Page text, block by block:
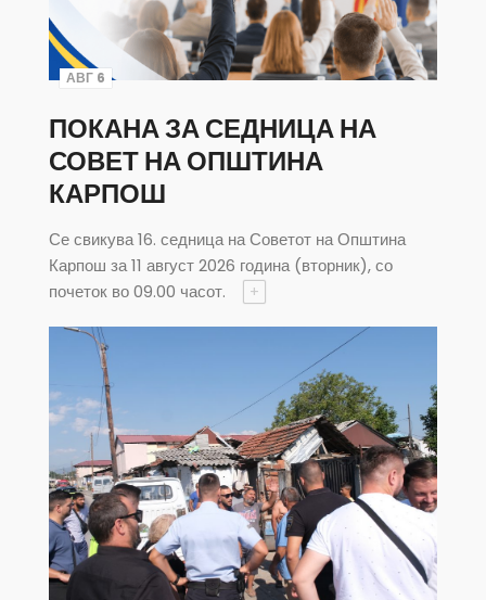
АВГ 6
ПОКАНА ЗА СЕДНИЦА НА
СОВЕТ НА ОПШТИНА
КАРПОШ
Се свикува 16. седница на Советот на Општина
Карпош за 11 август 2026 година (вторник), со
почеток во 09.00 часот.
+